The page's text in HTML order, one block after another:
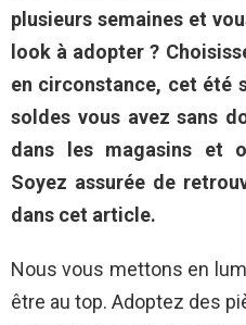
plusieurs semaines et
look à adopter ?
en circonstance, cet été
soldes vous avez sans
dans les magasins et
Soyez assurée de
dans cet article.
Nous vous mettons en
être au top. Adoptez des